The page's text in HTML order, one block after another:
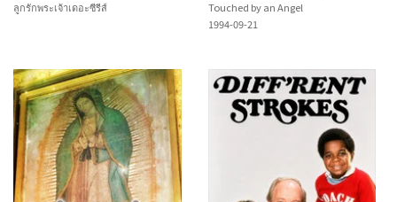
ลูกรักพระเจ้าเดอะซีรีส์
Touched by an Angel
1994-09-21